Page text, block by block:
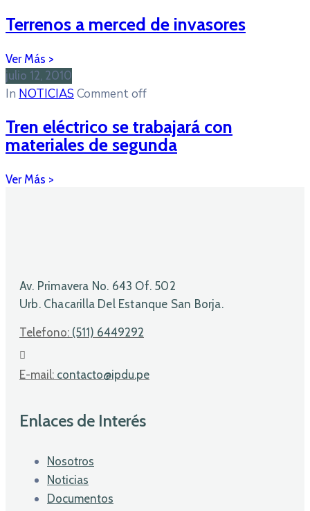
Terrenos a merced de invasores
julio 12, 2010
In NOTICIAS Comment off
Tren eléctrico se trabajará con
materiales de segunda
Av. Primavera No. 643 Of. 502
Urb. Chacarilla Del Estanque San Borja.
Telefono: (511) 6449292
E-mail: contacto@ipdu.pe
Enlaces de Interés
Nosotros
Noticias
Documentos